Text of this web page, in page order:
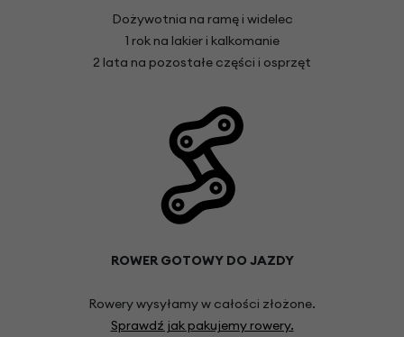
Dożywotnia na ramę i widelec
1 rok na lakier i kalkomanie
2 lata na pozostałe części i osprzęt
ROWER GOTOWY DO JAZDY
Rowery wysyłamy w całości złożone.
Sprawdź jak pakujemy rowery.